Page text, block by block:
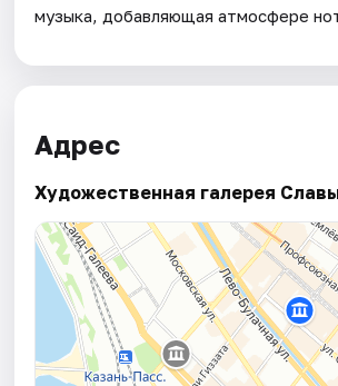
музыка, добавляющая атмосфере
Адрес
Художественная галерея